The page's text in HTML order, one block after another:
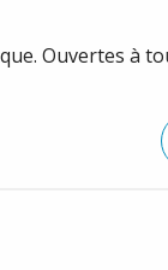
Ouvertes à